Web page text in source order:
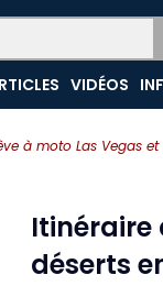
à moto Las Vegas
VIDÉOS
Itinéraire
déserts